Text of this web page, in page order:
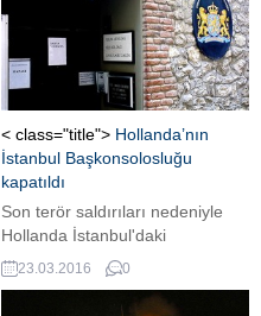
bulunmuyor.
< class="title"> Hollanda’nın
İstanbul Başkonsolosluğu
kapatıldı
Son terör saldırıları nedeniyle
Hollanda İstanbul'daki
Başkonsolosluğunu kapatma
kararı aldı.
23.03.2016 0